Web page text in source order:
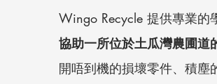
Wingo Recycle 提供專業的
協助一所位於土瓜灣農圃道
開唔到機的損壞零件、積塵